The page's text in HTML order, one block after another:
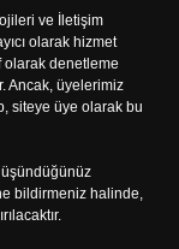
ve İletişim
olarak hizmet
olarak denetleme
Ancak, üyelerimiz
siteye üye olarak bu
bildirmeniz halinde,